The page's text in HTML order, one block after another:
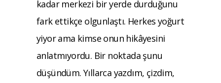
kadar merkezi bir yerde durduğunu
fark ettikçe olgunlaştı. Herkes yoğurt
yiyor ama kimse onun hikâyesini
anlatmıyordu. Bir noktada şunu
düşündüm. Yıllarca yazdım, çizdim,